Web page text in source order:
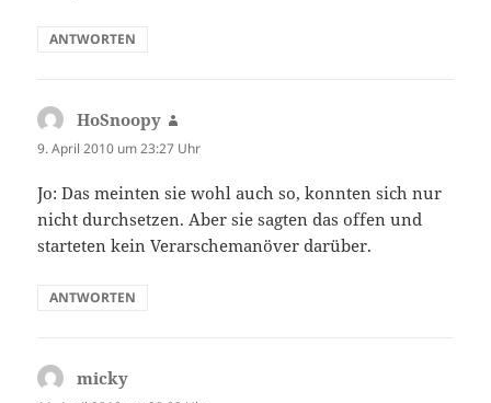
ANTWORTEN
HoSnoopy
9. April 2010 um 23:27 Uhr
Jo: Das meinten sie wohl auch so, konnten sich nur
nicht durchsetzen. Aber sie sagten das offen und
starteten kein Verarschemanöver darüber.
ANTWORTEN
micky